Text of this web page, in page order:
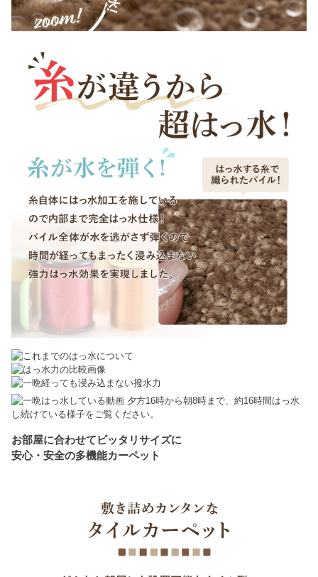
夕方16時から朝8時まで、約16時間はっ水
し続けている様子をご覧ください。
お部屋に合わせてピッタリサイズに
安心・安全の多機能カーペット